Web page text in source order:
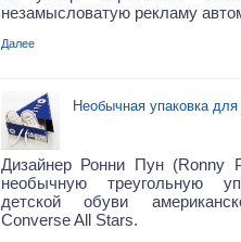
незамысловатую рекламу
Далее
Необычная упаковка для
Дизайнер Ронни Пун (Ronny
необычную треугольную
детской обуви
Converse All Stars.